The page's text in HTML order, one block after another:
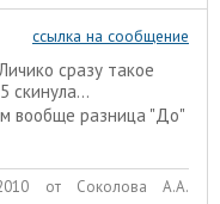
ссылка на сообщение
сразу такое
вообще разница "До"
от Соколова А.А.